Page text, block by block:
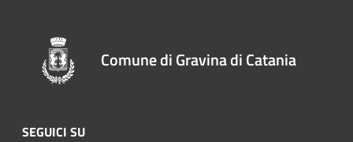
Comune di Gravina di Catania
SEGUICI SU